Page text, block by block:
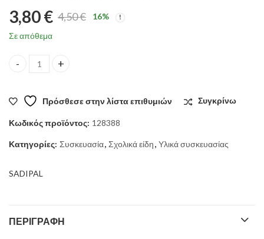
4,50€
Original
4,50 €.
3,80€
Η
είναι:
3,80 €.
16%
Σε απόθεμα
Sadipal Αυτοκόλλητο Ρολό Ντυσίματος Βιβλίου Διαφανές 5m x
Πρόσθεσε στην λίστα επιθυμιών Συγκρίνω
Κωδικός προϊόντος: 128388
Κατηγορίες: Συσκευασία, Σχολικά είδη, Υλικά συσκευασίας
SADIPAL
ΠΕΡΙΓΡΑΦΉ